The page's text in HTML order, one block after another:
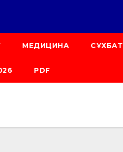
МЕДИЦИНА СҰХБАТ
PDF